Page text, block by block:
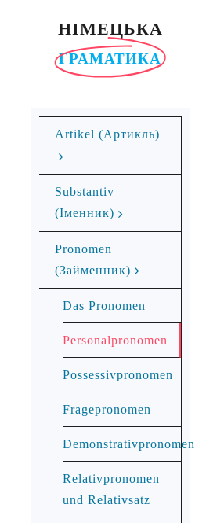
НІМЕЦЬКА
ГРАМАТИКА
Ar­ti­kel (Артикль)
Substantiv
(Іменник)
Pronomen
(Займенник)
Das Pronomen
Personalpronomen
Possessivpronomen
Fragepronomen
Demonstrativpronomen
Relativpronomen
und Relativsatz